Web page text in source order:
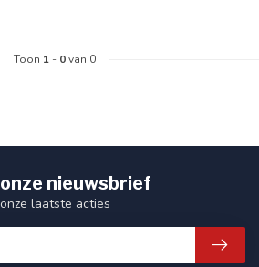
Toon 1 - 0van 0
nieuwsbrief
laatste acties